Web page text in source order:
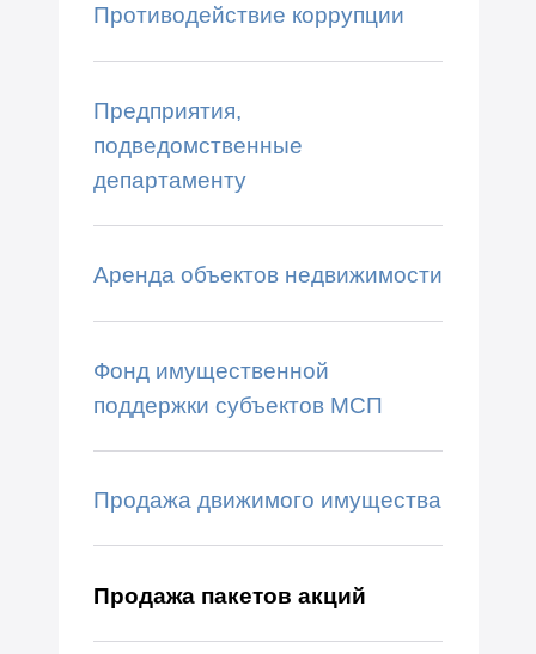
Противодействие коррупции
Предприятия,
подведомственные
департаменту
Аренда объектов недвижимости
Фонд имущественной
поддержки субъектов МСП
Продажа движимого имущества
Продажа пакетов акций